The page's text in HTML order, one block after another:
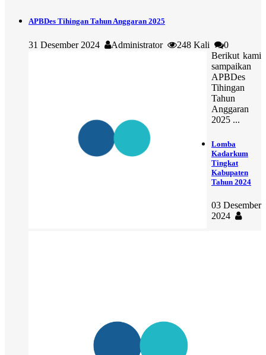
APBDes Tihingan Tahun Anggaran 2025
31 Desember 2024 Administrator 248 Kali
0
Berikut kami
sampaikan
APBDes
Tihingan
Tahun
Anggaran
2025 ...
Lomba
Kadarkum
Tingkat
Kabupaten
Tahun 2024
03 Desember
2024